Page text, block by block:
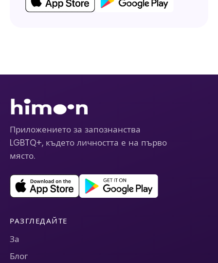
Приложението за запознанства
LGBTQ+, където личността е на първо
място.
РАЗГЛЕДАЙТЕ
За
Блог